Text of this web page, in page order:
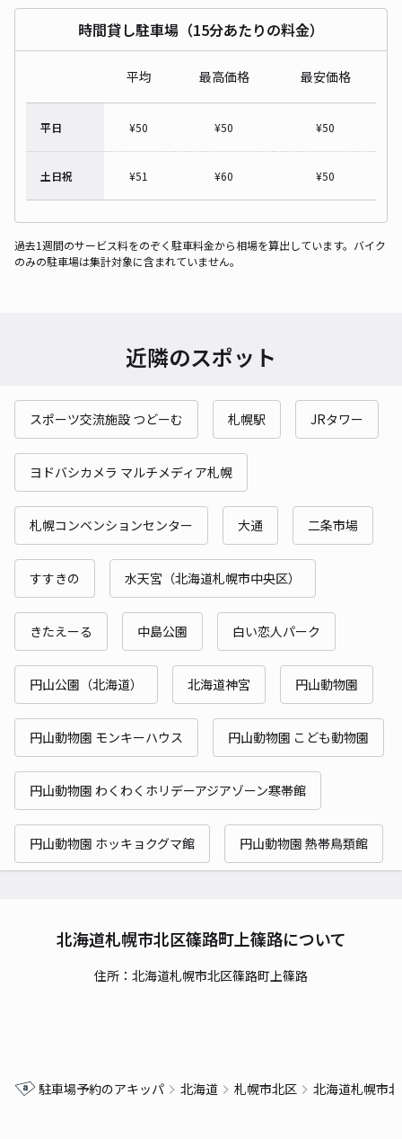
時間貸し駐車場（15分あたりの料金）
平均 最高価格 最安価格
平日 ¥50 ¥50 ¥50
土日祝 ¥51 ¥60 ¥50
過去1週間のサービス料をのぞく駐車料金から相場を算出しています。バイク
のみの駐車場は集計対象に含まれていません。
近隣のスポット
スポーツ交流施設 つどーむ 札幌駅 JRタワー
ヨドバシカメラ マルチメディア札幌
札幌コンベンションセンター 大通 二条市場
すすきの 水天宮（北海道札幌市中央区）
きたえーる 中島公園 白い恋人パーク
円山公園（北海道） 北海道神宮 円山動物園
円山動物園 モンキーハウス 円山動物園 こども動物園
円山動物園 わくわくホリデーアジアゾーン寒帯館
円山動物園 ホッキョクグマ館 円山動物園 熱帯鳥類館
北海道札幌市北区篠路町上篠路について
住所：北海道札幌市北区篠路町上篠路
駐車場予約のアキッパ 北海道 札幌市北区 北海道札幌市